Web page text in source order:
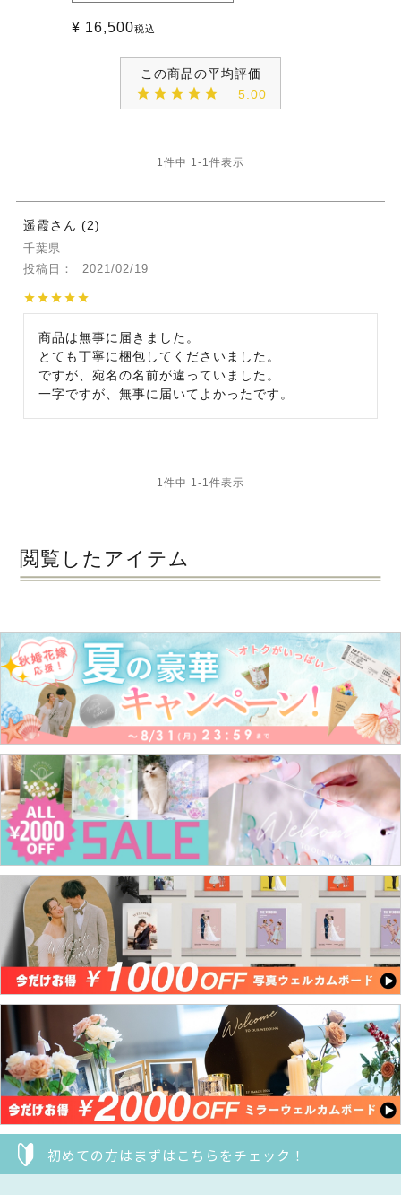
¥ 16,500税込
5.00
1 件中 1 -1 件表示
遥霞 2
千葉県
投稿日
2021/02/19
商品は無事に届きました。
とても丁寧に梱包してくださいました。
ですが、宛名の名前が違っていました。
一字ですが、無事に届いてよかったです。
1 件中 1 -1 件表示
閲覧したアイテム
初めての方はまずはこちらをチェック！